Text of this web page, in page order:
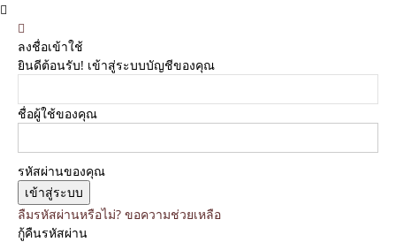
ลงชื่อเข้าใช้
ยินดีต้อนรับ! เข้าสู่ระบบบัญชีของคุณ
ชื่อผู้ใช้ของคุณ
รหัสผ่านของคุณ
ลืมรหัสผ่านหรือไม่? ขอความช่วยเหลือ
กู้คืนรหัสผ่าน